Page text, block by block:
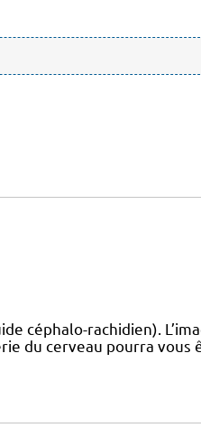
céphalo-rachidien).
du cerveau pourra vous